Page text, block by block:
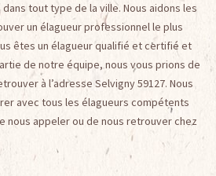
tout type de la ville. Nous aidons les
un élagueur professionnel le plus
êtes un élagueur qualifié et certifié et
de notre équipe, nous vous prions de
à l’adresse Selvigny 59127. Nous
avec tous les élagueurs compétents
nous appeler ou de nous retrouver chez